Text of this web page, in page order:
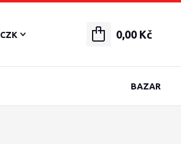
BAZAR
CZK 0,00 Kč